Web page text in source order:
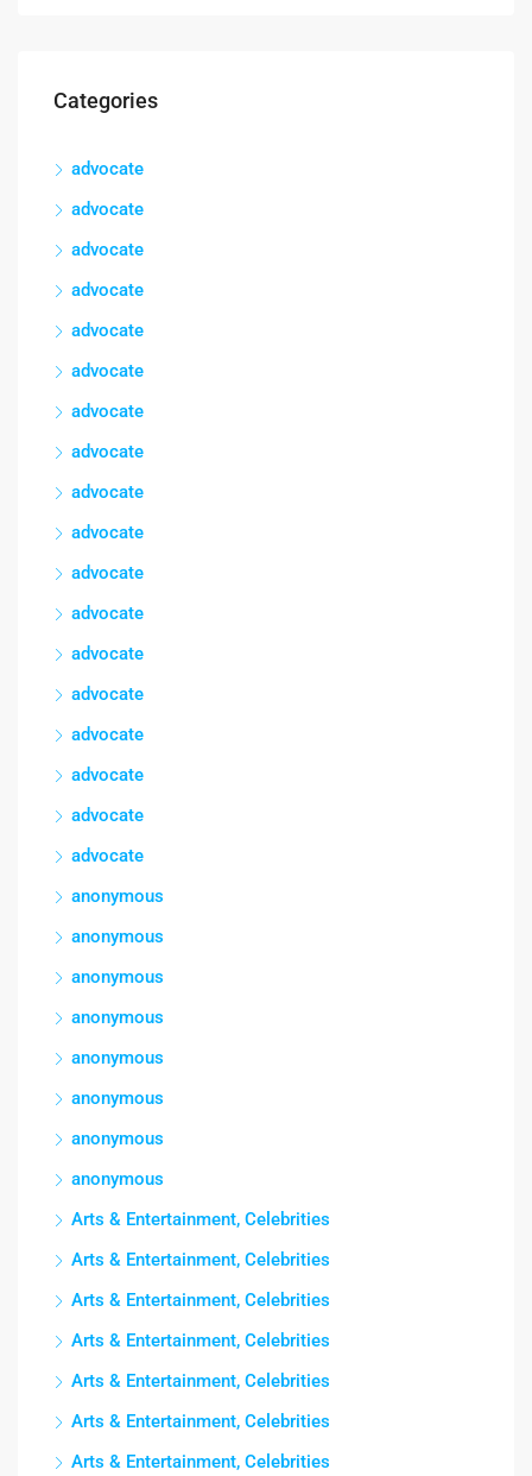
Categories
advocate
advocate
advocate
advocate
advocate
advocate
advocate
advocate
advocate
advocate
advocate
advocate
advocate
advocate
advocate
advocate
advocate
advocate
anonymous
anonymous
anonymous
anonymous
anonymous
anonymous
anonymous
anonymous
Arts & Entertainment, Celebrities
Arts & Entertainment, Celebrities
Arts & Entertainment, Celebrities
Arts & Entertainment, Celebrities
Arts & Entertainment, Celebrities
Arts & Entertainment, Celebrities
Arts & Entertainment, Celebrities